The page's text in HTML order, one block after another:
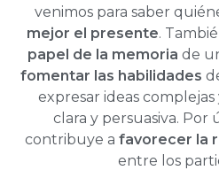
venimos para saber
mejor el presente.
papel de la memoria de
fomentar las habilidades
expresar ideas
clara y persuasiva. Por
contribuye a favorecer la
entre los